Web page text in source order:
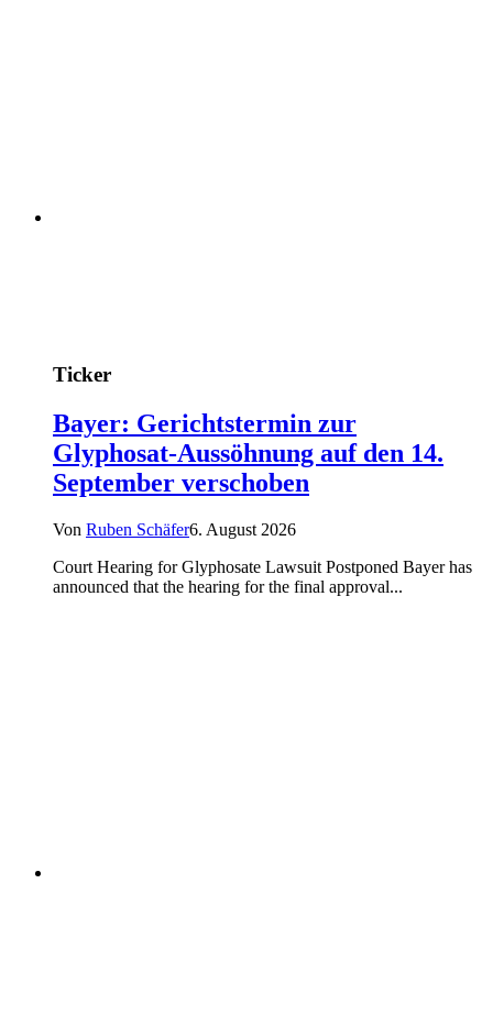
Ticker
Bayer: Gerichtstermin zur
Glyphosat-Aussöhnung auf den 14.
September verschoben
Von Ruben Schäfer6. August 2026
Court Hearing for Glyphosate Lawsuit Postponed Bayer has
announced that the hearing for the final approval...